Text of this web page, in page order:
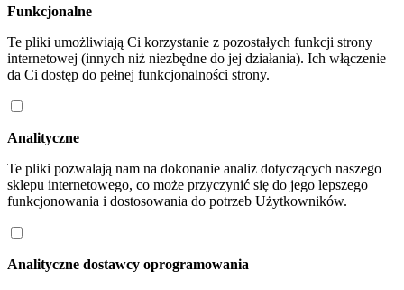
Funkcjonalne
Te pliki umożliwiają Ci korzystanie z pozostałych funkcji strony
internetowej (innych niż niezbędne do jej działania). Ich włączenie
da Ci dostęp do pełnej funkcjonalności strony.
Analityczne
Te pliki pozwalają nam na dokonanie analiz dotyczących naszego
sklepu internetowego, co może przyczynić się do jego lepszego
funkcjonowania i dostosowania do potrzeb Użytkowników.
Analityczne dostawcy oprogramowania